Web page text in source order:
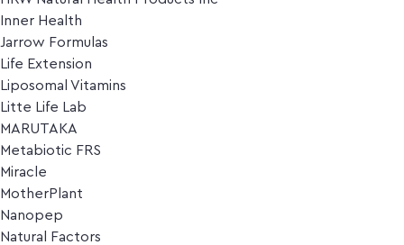
Inner Health
Jarrow Formulas
Life Extension
Liposomal Vitamins
Litte Life Lab
MARUTAKA
Metabiotic FRS
Miracle
MotherPlant
Nanopep
Natural Factors